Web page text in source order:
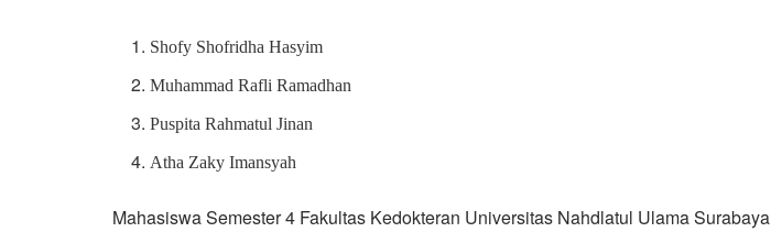
Shofy Shofridha Hasyim
Muhammad Rafli Ramadhan
Puspita Rahmatul Jinan
Atha Zaky Imansyah
Mahasiswa Semester 4 Fakultas Kedokteran Universitas Nahdlatul Ulama Surabaya